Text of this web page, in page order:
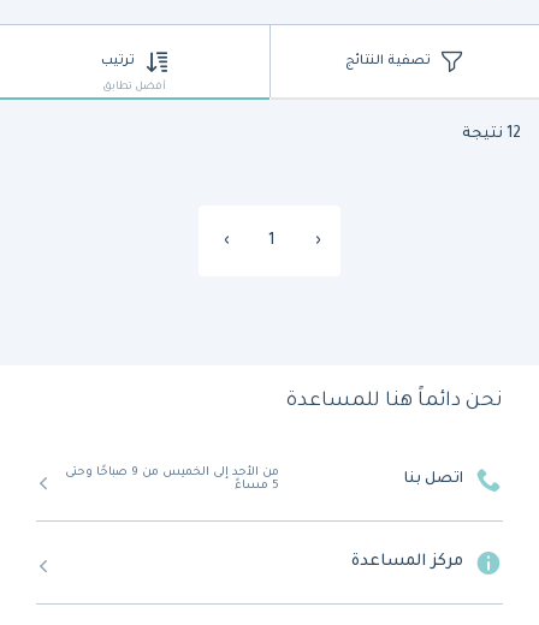
تصفية النتائج ترتيب
أفضل تطابق
12 نتيجة
‹
1
›
نحن دائماً هنا للمساعدة
اتصل بنا
من الأحد إلى الخميس من 9 صباحًا وحتى
5 مساءً
مركز المساعدة